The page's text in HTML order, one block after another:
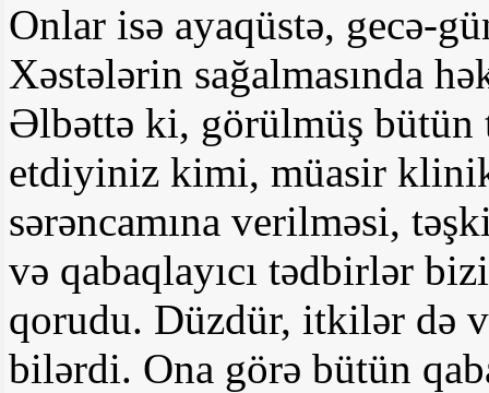
Onlar isə ayaqüstə, gecə-
Xəstələrin sağalmasında
Əlbəttə ki, görülmüş bütün
etdiyiniz kimi, müasir
sərəncamına verilməsi,
və qabaqlayıcı tədbirlər
qorudu. Düzdür, itkilər də
bilərdi. Ona görə bütün